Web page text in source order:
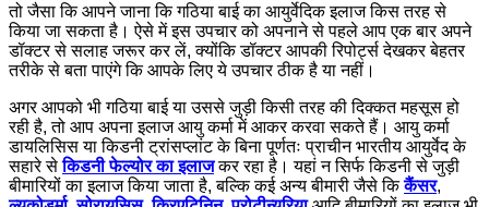
तो जैसा कि आपने जाना कि गठिया बाई का आयुर्वेदिक इलाज किस तरह से
किया जा सकता है। ऐसे में इस उपचार को अपनाने से पहले आप एक बार अपने
डॉक्टर से सलाह जरूर कर लें, क्योंकि डॉक्टर आपकी रिपोर्ट्स देखकर बेहतर
तरीके से बता पाएंगे कि आपके लिए ये उपचार ठीक है या नहीं।
अगर आपको भी गठिया बाई या उससे जुड़ी किसी तरह की दिक्कत महसूस हो
रही है, तो आप अपना इलाज आयु कर्मा में आकर करवा सकते हैं। आयु कर्मा
डायलिसिस या किडनी ट्रांसप्लांट के बिना पूर्णतः प्राचीन भारतीय आयुर्वेद के
सहारे सेकिडनी फेल्योर का इलाजकर रहा है। यहां न सिर्फ किडनी से जुड़ी
बीमारियों का इलाज किया जाता है, बल्कि कई अन्य बीमारी जैसे किकैंसर,